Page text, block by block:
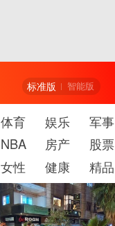
标准版 智能版
体育 娱乐 军事
NBA 房产 股票
女性 健康 精品